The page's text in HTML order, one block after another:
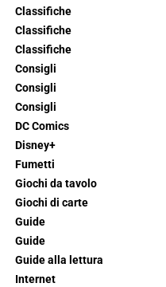
Classifiche
Classifiche
Classifiche
Consigli
Consigli
Consigli
DC Comics
Disney+
Fumetti
Giochi da tavolo
Giochi di carte
Guide
Guide
Guide alla lettura
Internet